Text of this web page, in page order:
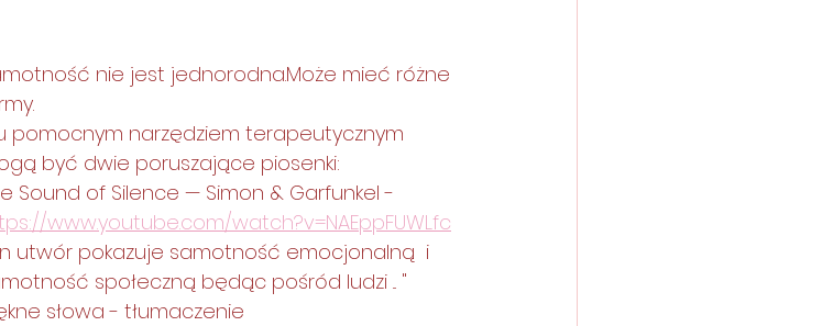
nie jest jednorodna.Może mieć różne
pomocnym narzędziem terapeutycznym
być dwie poruszające piosenki:
Sound of Silence — Simon & Garfunkel -
www.youtube.com/watch?v=NAEppFUWLfc
utwór pokazuje samotność emocjonalną  i
społeczną będąc pośród ludzi ... "
słowa - tłumaczenie